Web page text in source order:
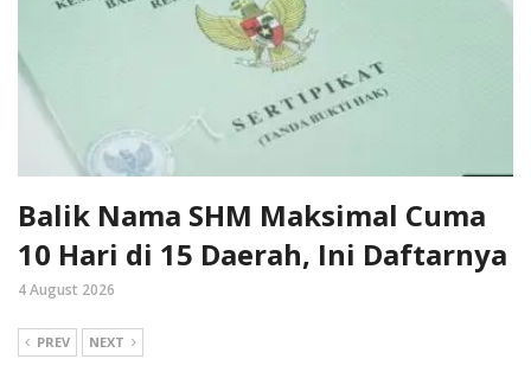
Balik Nama SHM Maksimal Cuma
10 Hari di 15 Daerah, Ini Daftarnya
4 August 2026
PREV NEXT